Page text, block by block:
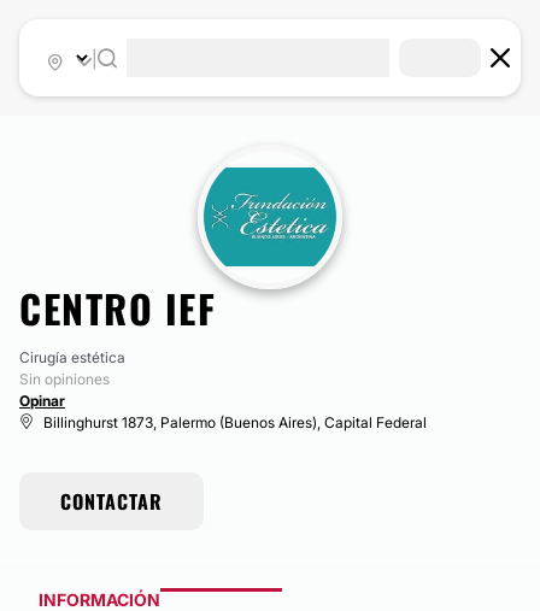
CENTRO IEF
Cirugía estética
Sin opiniones
Opinar
Billinghurst 1873, Palermo (Buenos Aires), Capital Federal
CONTACTAR
INFORMACIÓN